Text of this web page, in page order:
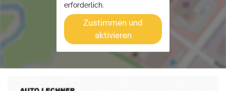
erforderlich.
Zustimmen und
aktivieren